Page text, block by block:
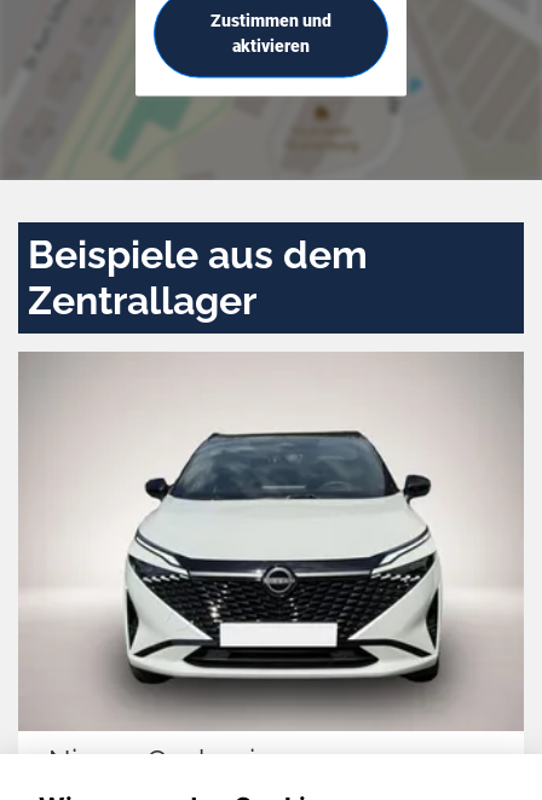
Zustimmen und
aktivieren
Beispiele aus dem
Zentrallager
Nissan Qashqai